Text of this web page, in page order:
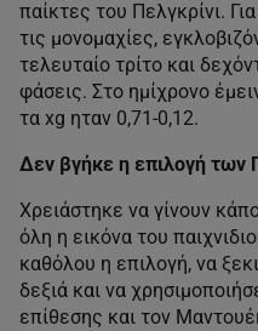
παίκτες του Πελγκρίνι.
τις μονομαχίες,
τελευταίο τρίτο και
φάσεις. Στο ημίχρονο
τα xg ηταν 0,71-0,12.
Δεν βγήκε η επιλογή των
Χρειάστηκε να γίνουν
όλη η εικόνα του
καθόλου η επιλογή, να
δεξιά και να
επίθεσης και τον